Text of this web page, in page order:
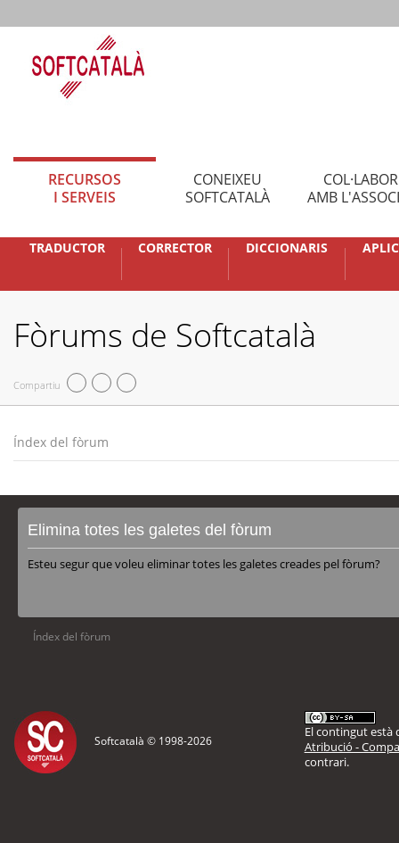
RECURSOS
I SERVEIS
CONEIXEU
SOFTCATALÀ
AMB
TRADUCTOR CORRECTOR DICCIONARIS
Fòrums de Softcatalà
Compartiu
Índex del fòrum
Elimina totes les galetes del fòrum
Esteu segur que voleu eliminar totes les galetes creades pel fòrum?
Índex del fòrum
Softcatalà © 1998-2026
El contingut està
Atribució -
contrari.